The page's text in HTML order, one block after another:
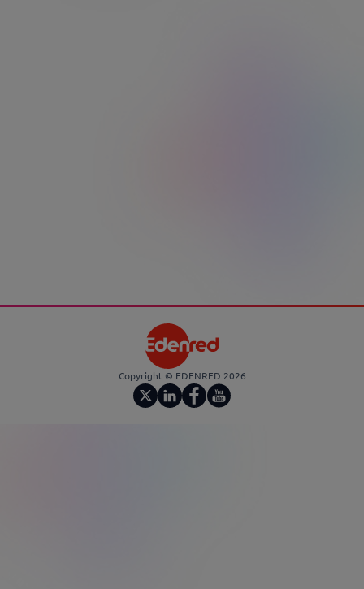
Copyright © EDENRED 2026